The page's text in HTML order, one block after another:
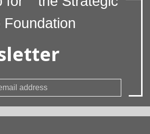
Foundation